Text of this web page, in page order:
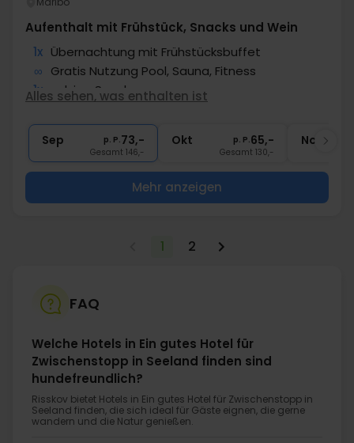
Aufenthalt mit Frühstück, Snacks und Wein
1x Übernachtung mit Frühstücksbuffet
∞ Gratis Nutzung Pool, Sauna, Fitness
1x salzige Snacks
∞ Gratis Parken
Alles sehen, was enthalten ist
Sep p. P.73,-
Gesamt 146,-
Okt p. P.65,-
Gesamt 130,-
Nov
Mehr anzeigen
1 2
FAQ
Welche Hotels in Ein gutes Hotel für
Zwischenstopp in Seeland finden sind
hundefreundlich?
Risskov bietet Hotels in Ein gutes Hotel für Zwischenstopp in
Seeland finden, die sich ideal für Gäste eignen, die gerne
wandern und die Natur genießen.